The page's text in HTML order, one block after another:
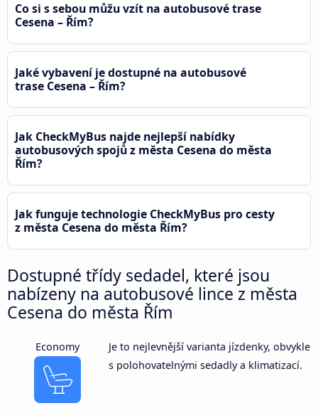
Co si s sebou můžu vzít na autobusové trase
Cesena – Řím?
Jaké vybavení je dostupné na autobusové
trase Cesena – Řím?
Jak CheckMyBus najde nejlepší nabídky
autobusových spojů z města Cesena do města
Řím?
Jak funguje technologie CheckMyBus pro cesty
z města Cesena do města Řím?
Dostupné třídy sedadel, které jsou
nabízeny na autobusové lince z města
Cesena do města Řím
Economy
Je to nejlevnější varianta jízdenky, obvykle
s polohovatelnými sedadly a klimatizací.